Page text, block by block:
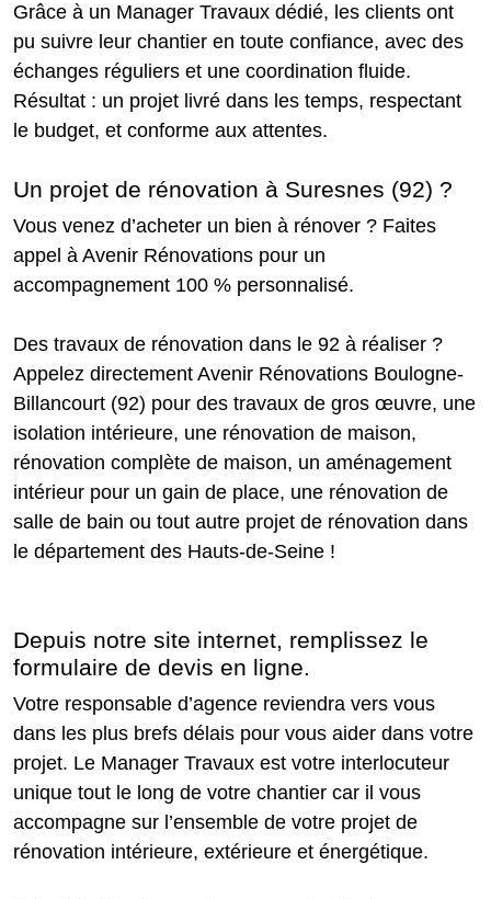
Grâce à un Manager Travaux dédié, les clients ont
pu suivre leur chantier en toute confiance, avec des
échanges réguliers et une coordination fluide.
Résultat : un projet livré dans les temps, respectant
le budget, et conforme aux attentes.
Un projet de rénovation à Suresnes (92) ?
Vous venez d’acheter un bien à rénover ? Faites
appel à Avenir Rénovations pour un
accompagnement 100 % personnalisé.
Des travaux de rénovation dans le 92 à réaliser ?
Appelez directement Avenir Rénovations Boulogne-
Billancourt (92) pour des travaux de gros œuvre, une
isolation intérieure, une rénovation de maison,
rénovation complète de maison, un aménagement
intérieur pour un gain de place, une rénovation de
salle de bain ou tout autre projet de rénovation dans
le département des Hauts-de-Seine !
Depuis notre site internet, remplissez le
formulaire de devis en ligne.
Votre responsable d’agence reviendra vers vous
dans les plus brefs délais pour vous aider dans votre
projet. Le Manager Travaux est votre interlocuteur
unique tout le long de votre chantier car il vous
accompagne sur l’ensemble de votre projet de
rénovation intérieure, extérieure et énergétique.